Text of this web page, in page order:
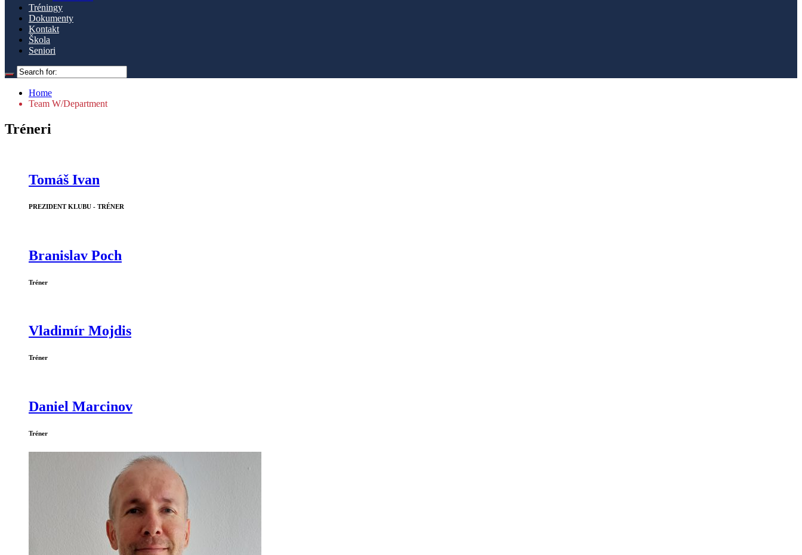
Tréningy
Dokumenty
Kontakt
Škola
Seniori
Home
Team W/Department
Tréneri
Tomáš Ivan
PREZIDENT KLUBU - TRÉNER
Branislav Poch
Tréner
Vladimír Mojdis
Tréner
Daniel Marcinov
Tréner